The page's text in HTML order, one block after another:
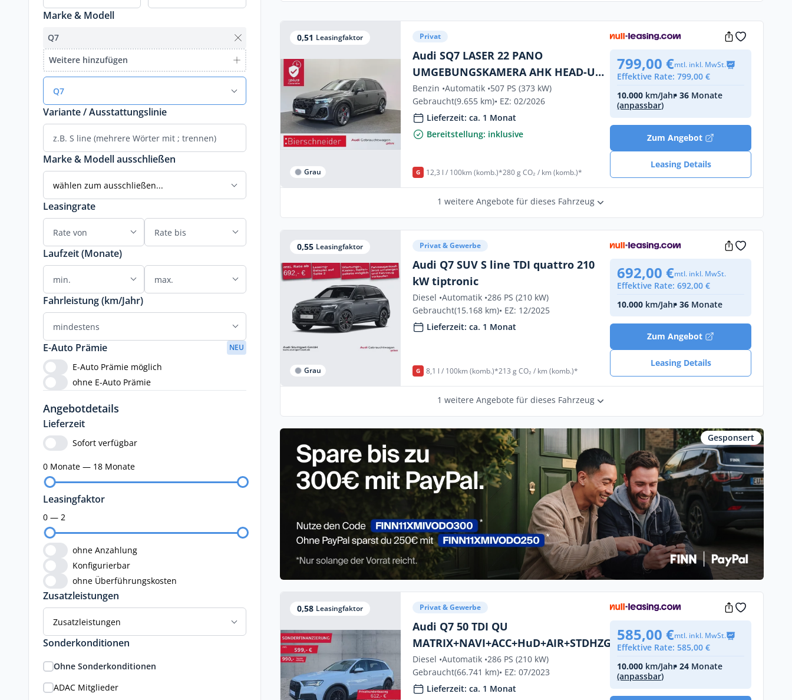
Marke & Modell
Q7
Weitere hinzufügen
Q7
Variante / Ausstattungslinie
Marke & Modell ausschließen
wählen zum ausschließen...
Leasingrate
Laufzeit (Monate)
Fahrleistung (km/Jahr)
E-Auto Prämie NEU
E-Auto Prämie möglich
ohne E-Auto Prämie
Angebotdetails
Lieferzeit
Sofort verfügbar
0 Monate — 18 Monate
Leasingfaktor
0 — 2
ohne Anzahlung
Konfigurierbar
ohne Überführungskosten
Zusatzleistungen
Zusatzleistungen
Sonderkonditionen
Ohne Sonderkonditionen
ADAC Mitglieder
0,51 Leasingfaktor
Grau
Privat
Audi SQ7 LASER 22 PANO
UMGEBUNGSKAMERA AHK HEAD-UP
SO
Benzin •Automatik •507 PS (373 kW)
Gebraucht(9.655 km)• EZ: 02/2026
Lieferzeit: ca. 1 Monat
Bereitstellung: inklusive
G 12,3 l / 100km (komb.)*280 g CO₂ / km (komb.)*
799,00 €mtl. inkl. MwSt.
Effektive Rate: 799,00 €
10.000 km/Jahr• 36 Monate
(anpassbar)
Zum Angebot
Leasing Details
1 weitere Angebote für dieses Fahrzeug
0,55 Leasingfaktor
Grau
Privat & Gewerbe
Audi Q7 SUV S line TDI quattro 210
kW tiptronic
Diesel •Automatik •286 PS (210 kW)
Gebraucht(15.168 km)• EZ: 12/2025
Lieferzeit: ca. 1 Monat
G 8,1 l / 100km (komb.)*213 g CO₂ / km (komb.)*
692,00 €mtl. inkl. MwSt.
Effektive Rate: 692,00 €
10.000 km/Jahr• 36 Monate
Zum Angebot
Leasing Details
1 weitere Angebote für dieses Fahrzeug
Gesponsert
0,58 Leasingfaktor Privat & Gewerbe
Audi Q7 50 TDI QU
MATRIX+NAVI+ACC+HuD+AIR+STDHZG+360°
Diesel •Automatik •286 PS (210 kW)
Gebraucht(66.741 km)• EZ: 07/2023
Lieferzeit: ca. 1 Monat
585,00 €mtl. inkl. MwSt.
Effektive Rate: 585,00 €
10.000 km/Jahr• 24 Monate
(anpassbar)